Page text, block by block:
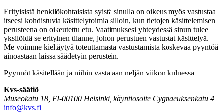
Erityisistä henkilökohtaisista syistä sinulla on oikeus myös vastustaa
itseesi kohdistuvia käsittelytoimia silloin, kun tietojen käsittelemisen
perusteena on oikeutettu etu. Vaatimuksesi yhteydessä sinun tulee
yksilöidä se erityinen tilanne, johon perustuen vastustat käsittelyä.
Me voimme kieltäytyä toteuttamasta vastustamista koskevaa pyyntöä
ainoastaan laissa säädetyin perustein.
Pyynnöt käsitellään ja niihin vastataan neljän viikon kuluessa.
Kvs-säätiö
Museokatu 18, FI-00100 Helsinki, käyntiosoite Cygnaeuksenkatu 4
info@kvs.fi